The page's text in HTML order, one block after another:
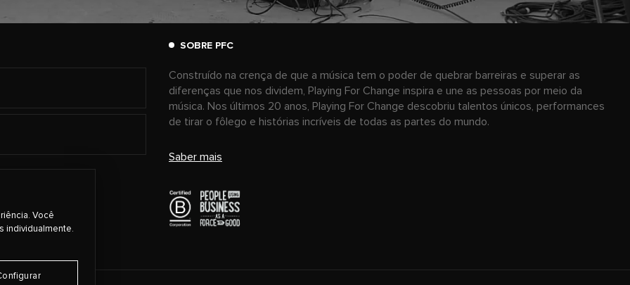
SOBRE PFC
Construído na crença de que a música tem o poder de quebrar barreiras e superar as
diferenças que nos dividem, Playing For Change inspira e une as pessoas por meio da
música. Nos últimos 20 anos, Playing For Change descobriu talentos únicos, performances
de tirar o fôlego e histórias incríveis de todas as partes do mundo.
Saber mais
Você
individualmente.